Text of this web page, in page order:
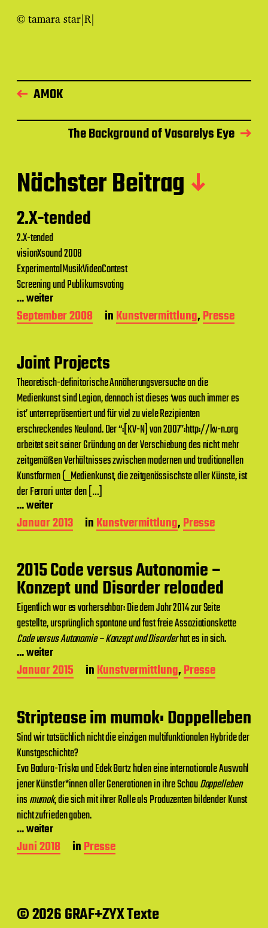
© tamara star|R|
AMOK
The Background of Vasarelys Eye
Nächster Beitrag
2.X-tended
2.X-tended
visionXsound 2008
ExperimentalMusikVideoContest
Screening und Publikumsvoting
... weiter
B
e
r
a
g
s
d
a
t
u
m
September 2008 inKunstvermittlung,Presse
Joint Projects
Theoretisch-definitorische Annäherungsversuche an die
Medienkunst sind Legion, dennoch ist dieses ‘was auch immer es
ist’ unterrepräsentiert und für viel zu viele Rezipienten
erschreckendes Neuland. Der “:[KV-N] von 2007”:http://kv-n.org
arbeitet seit seiner Gründung an der Verschiebung des nicht mehr
zeitgemäßen Verhältnisses zwischen modernen und traditionellen
Kunstformen (_Medienkunst, die zeitgenössischste aller Künste, ist
der Ferrari unter den […]
... weiter
B
e
t
r
a
g
s
d
a
t
u
m
Januar 2013 inKunstvermittlung,Presse
2015 Code versus Autonomie –
Konzept und Disorder reloaded
Eigentlich war es vorhersehbar: Die dem Jahr 2014 zur Seite
gestellte, ursprünglich spontane und fast freie Assoziationskette
Code versus Autonomie – Konzept und Disorderhat es in sich.
... weiter
B
e
t
r
a
g
s
d
a
t
u
m
Januar 2015 inKunstvermittlung,Presse
Striptease im mumok: Doppelleben
Sind wir tatsächlich nicht die einzigen multifunktionalen Hybride der
Kunstgeschichte?
Eva Badura-Triska und Edek Bartz holen eine internationale Auswahl
jener Künstler*innen aller Generationen in ihre SchauDoppelleben
insmumok, die sich mit ihrer Rolle als Produzenten bildender Kunst
nicht zufrieden gaben.
... weiter
B
e
a
g
Juni 2018 inPresse
© 2026 GRAF+ZYX Texte